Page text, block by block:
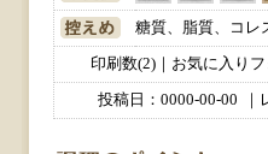
糖質、脂質、コレ
印刷数(2)｜お気に入り
投稿日： 0000-00-00